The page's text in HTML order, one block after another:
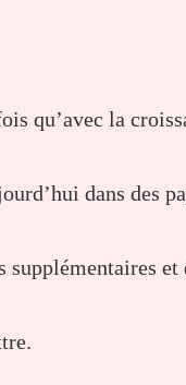
qu’avec la
dans des
supplémentaires